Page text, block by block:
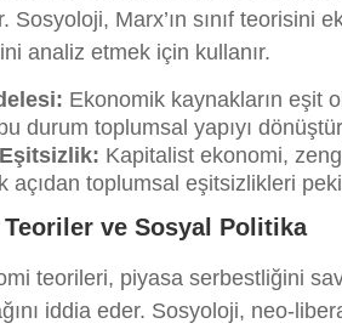
Sosyoloji, Marx’ın sınıf teorisini
analiz etmek için kullanır.
Ekonomik kaynakların eşit
durum toplumsal yapıyı
Kapitalist ekonomi,
açıdan toplumsal eşitsizlikleri
ve Sosyal Politika
teorileri, piyasa serbestliğini
iddia eder. Sosyoloji, neo-